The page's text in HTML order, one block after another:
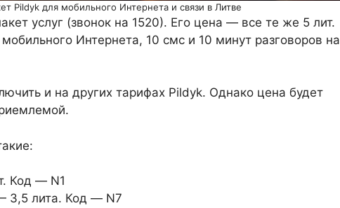
Pildyk для мобильного Интернета и связи в Литве
услуг (звонок на 1520). Его цена — все те же 5 лит.
Интернета, 10 смс и 10 минут разговоров на
и на других тарифах Pildyk. Однако цена будет
Код — N1
3,5 лита. Код — N7